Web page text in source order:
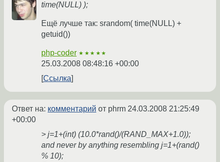
time(NULL) );
Ещё лучше так: srandom( time(NULL) +
getuid())
php-coder ★★★★★
25.03.2008 08:48:16 +00:00
Ссылка
Ответ на: комментарий от phrm 24.03.2008 21:25:49
+00:00
> j=1+(int) (10.0*rand()/(RAND_MAX+1.0));
and never by anything resembling j=1+(rand()
% 10);